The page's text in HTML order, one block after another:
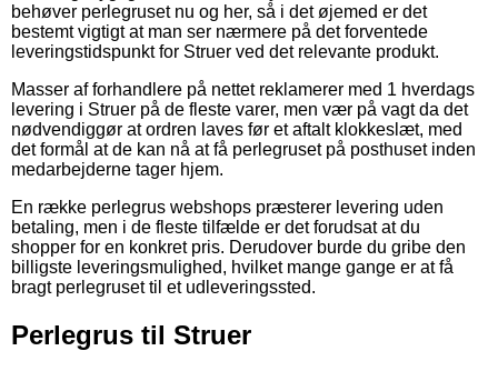
behøver perlegruset nu og her, så i det øjemed er det
bestemt vigtigt at man ser nærmere på det forventede
leveringstidspunkt for Struer ved det relevante produkt.
Masser af forhandlere på nettet reklamerer med 1 hverdags
levering i Struer på de fleste varer, men vær på vagt da det
nødvendiggør at ordren laves før et aftalt klokkeslæt, med
det formål at de kan nå at få perlegruset på posthuset inden
medarbejderne tager hjem.
En række perlegrus webshops præsterer levering uden
betaling, men i de fleste tilfælde er det forudsat at du
shopper for en konkret pris. Derudover burde du gribe den
billigste leveringsmulighed, hvilket mange gange er at få
bragt perlegruset til et udleveringssted.
Perlegrus til Struer